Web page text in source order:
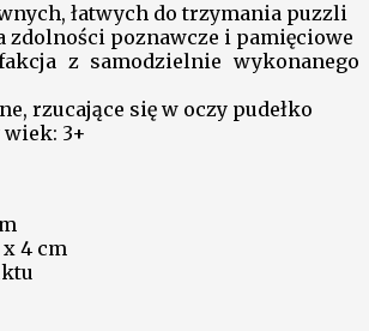
łatwych do trzymania puzzli
poznawcze i pamięciowe
z samodzielnie wykonanego
rzucające się w oczy pudełko
3+
x 4 cm